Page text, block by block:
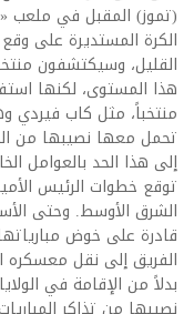
(تموز) المقبل في ملعب
الكرة المستديرة على
القليل، وسيكتشفون
منتخباً، مثل كاب فيردي
تحمل معها نصيبها من
إلى هذا الحد بالعوامل
توقع خطوات الرئيس
الشرق الأوسط. وحتى
قادرة على خوض
الفريق إلى نقل معسكره
بدلاً من الإقامة في